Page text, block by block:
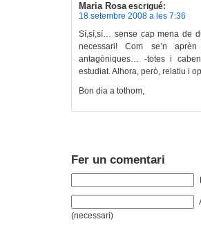
Maria Rosa escrigué:
18 setembre 2008 a les 7:36
Sí,sí,sí… sense cap mena de
necessari! Com se’n
antagòniques… -totes i
estudiat. Alhora, però, relatiu i
Bon dia a tothom,
Fer un comentari
(necessari)